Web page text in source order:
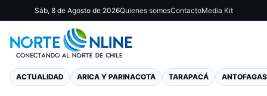
Sáb, 8 de Agosto de 2026Quienes somosContactoMedia Kit
ACTUALIDAD ARICA Y PARINACOTA TARAPACÁ